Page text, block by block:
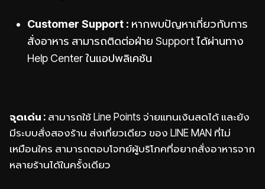
Customer Support : หากพบปัญหาเกี่ยวกับการ
สั่งอาหาร สามารถติดต่อฝ่าย Support ได้ผ่านทาง
Help Center ในแอปพลิเคชัน
จุดเด่น : สามารถใช้ Line Points จ่ายแทนเงินสดได้ และยัง
มีระบบสั่งสองร้าน ส่งเที่ยวเดียว ของ LINE MAN ที่ไม่
เหมือนใคร สามารถตอบโจทย์ผู้บริโภคที่อยากสั่งอาหารจาก
หลายร้านได้ในครั้งเดียว